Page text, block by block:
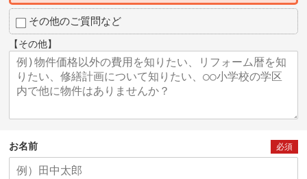
その他のご質問など
【その他】
お名前 必須